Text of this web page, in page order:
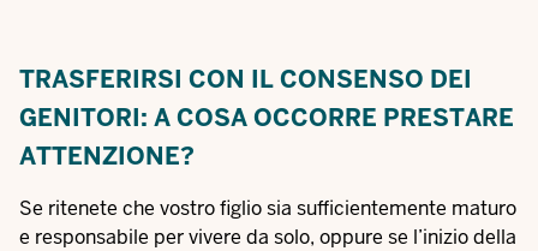
TRASFERIRSI CON IL CONSENSO DEI
GENITORI: A COSA OCCORRE PRESTARE
ATTENZIONE?
Se ritenete che vostro figlio sia sufficientemente maturo
e responsabile per vivere da solo, oppure se l’inizio della